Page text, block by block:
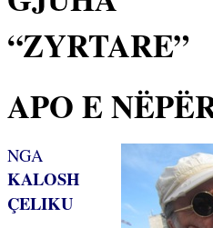
“ZYRTARE”
APO E
NGA
KALOSH
ÇELIKU